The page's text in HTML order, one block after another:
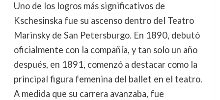
Uno de los logros más significativos de
Kschesinska fue su ascenso dentro del Teatro
Marinsky de San Petersburgo. En 1890, debutó
oficialmente con la compañía, y tan solo un año
después, en 1891, comenzó a destacar como la
principal figura femenina del ballet en el teatro.
A medida que su carrera avanzaba, fue